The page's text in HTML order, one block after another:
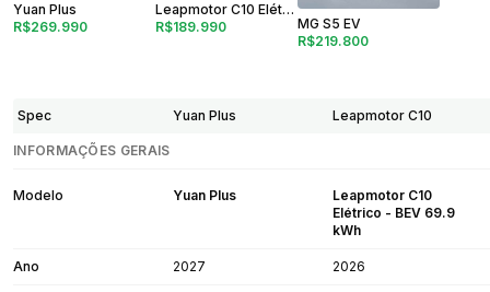
Yuan Plus
R$269.990
Leapmotor C10 Elétrico - BEV 69.9 kWh
R$189.990
MG S5 EV
R$219.800
Spec Yuan Plus Leapmotor C10
INFORMAÇÕES GERAIS
Modelo Yuan Plus
Leapmotor C10
Elétrico - BEV 69.9
kWh
Ano 2027 2026